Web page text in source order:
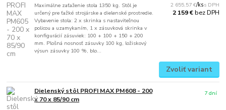
Maximálne zaťaženie stola 1350 kg. Stôl je
určený pre ťažké strojárske a dielenské prostredie.
Vybavenie stola: 2 x skrinka s nastaviteľnou
policou a uzamykaním, 1 x zásuvková skrinka v
konfigurácií zásuviek: 100 + 100 + 150 + 200
mm. Plošná nosnosť zásuvky 100 kg, ložiskový
výsun zásuvky 100 %, blo...
2 655,57 €/ks
2 159 €bez DPH
Zvoliť variant
Dielenský stôl PROFI MAX PM608 - 200
x 70 x 85/90 cm
7 dní